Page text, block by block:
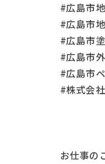
#広島市
#広島市
#広島市
#広島市
#広島市
#株式会
お仕事の